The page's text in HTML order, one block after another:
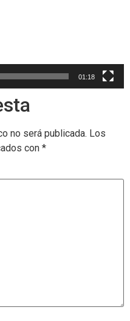
01:18
no será publicada. Los
con *